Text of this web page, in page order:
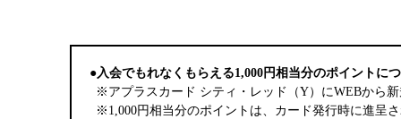
●入会でもれなくもらえる1,000円相当分のポイントに
※アプラスカード シティ・レッド（Y）にWEBから
※1,000円相当分のポイントは、カード発行時に進呈